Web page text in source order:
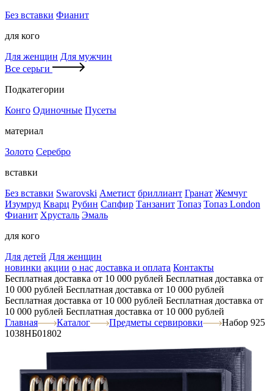
Без вставки Фианит
для кого
Для женщин Для мужчин
Все серьги
Подкатегории
Конго Одиночные Пусеты
материал
Золото Серебро
вставки
Без вставки Swarovski Аметист бриллиант Гранат Жемчуг
Изумруд Кварц Рубин Сапфир Танзанит Топаз Топаз London
Фианит Хрусталь Эмаль
для кого
Для детей Для женщин
новинки акции о нас доставка и оплата Контакты
Бесплатная доставка от 10 000 рублей Бесплатная доставка от
10 000 рублей Бесплатная доставка от 10 000 рублей
Бесплатная доставка от 10 000 рублей Бесплатная доставка от
10 000 рублей Бесплатная доставка от 10 000 рублей
Главная
Каталог Предметы сервировки
Набор 925
1038НБ01802